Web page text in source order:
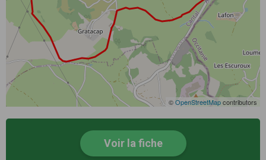
©OpenStreetMapcontributors
Voir la fiche